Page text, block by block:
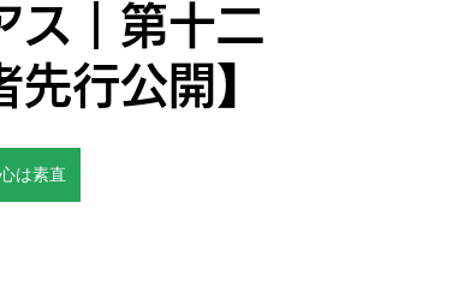
ス｜第十二
行公開】
は素直